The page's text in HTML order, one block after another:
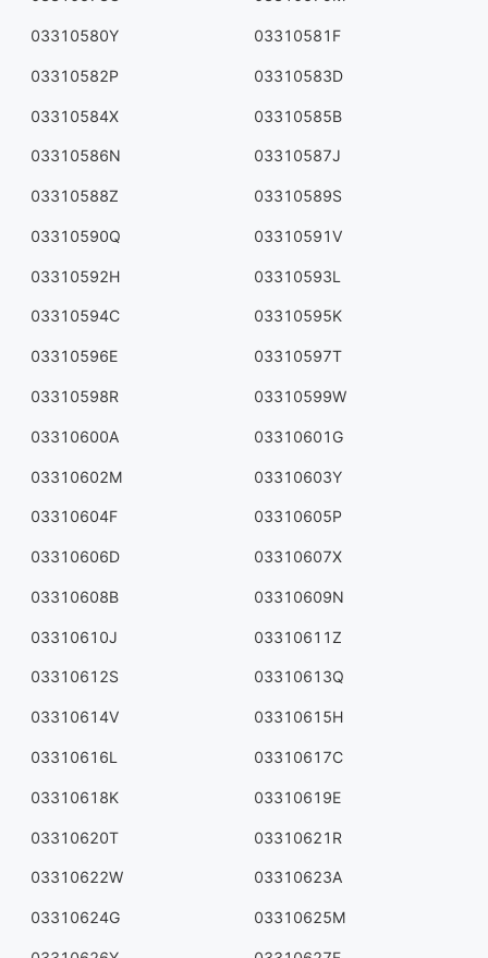
03310580Y 03310581F
03310582P 03310583D
03310584X 03310585B
03310586N 03310587J
03310588Z 03310589S
03310590Q 03310591V
03310592H 03310593L
03310594C 03310595K
03310596E 03310597T
03310598R 03310599W
03310600A 03310601G
03310602M 03310603Y
03310604F 03310605P
03310606D 03310607X
03310608B 03310609N
03310610J 03310611Z
03310612S 03310613Q
03310614V 03310615H
03310616L 03310617C
03310618K 03310619E
03310620T 03310621R
03310622W 03310623A
03310624G 03310625M